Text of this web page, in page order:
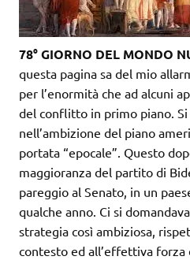
78° GIORNO DEL MONDO
questa pagina sa del mio
per l’enormità che ad alcuni
del conflitto in primo piano.
nell’ambizione del piano
portata “epocale”. Questo
maggioranza del partito di
pareggio al Senato, in un
qualche anno. Ci si
strategia così ambiziosa,
contesto ed all’effettiva forza